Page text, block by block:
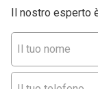
Il nostro esperto